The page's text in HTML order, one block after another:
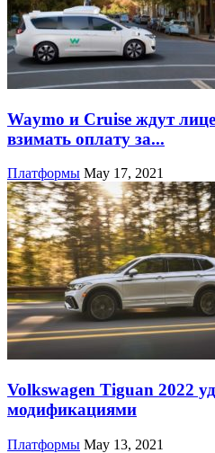
Waymo и Cruise ждут
взимать оплату за...
Платформы May 17, 2021
Volkswagen Tiguan 2022
модификациями
Платформы May 13, 2021